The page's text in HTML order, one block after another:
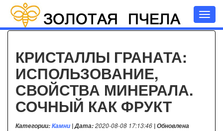
КРИСТАЛЛЫ ГРАНАТА:
ИСПОЛЬЗОВАНИЕ,
СВОЙСТВА МИНЕРАЛА.
СОЧНЫЙ КАК ФРУКТ
Категории:Камни | Дата:2020-08-08 17:13:46 | Обновлена